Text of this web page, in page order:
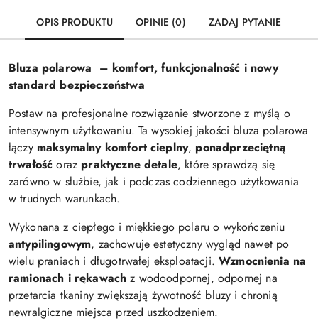
OPIS PRODUKTU OPINIE (0) ZADAJ PYTANIE
Bluza polarowa – komfort, funkcjonalność i nowy
standard bezpieczeństwa
Postaw na profesjonalne rozwiązanie stworzone z myślą o
intensywnym użytkowaniu. Ta wysokiej jakości bluza polarowa
łączy maksymalny komfort cieplny, ponadprzeciętną
trwałość oraz praktyczne detale, które sprawdzą się
zarówno w służbie, jak i podczas codziennego użytkowania
w trudnych warunkach.
Wykonana z ciepłego i miękkiego polaru o wykończeniu
antypilingowym, zachowuje estetyczny wygląd nawet po
wielu praniach i długotrwałej eksploatacji.Wzmocnienia na
ramionach i rękawach z wodoodpornej, odpornej na
przetarcia tkaniny zwiększają żywotność bluzy i chronią
newralgiczne miejsca przed uszkodzeniem.